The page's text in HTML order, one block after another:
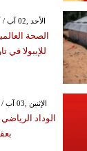
GMT 13:04 2026 الأحد ,02 آب / أغسطس
الصحة
للإيبولا في
GMT 11:01 2026 الإثنين ,03 آب / أغسطس
الوداد